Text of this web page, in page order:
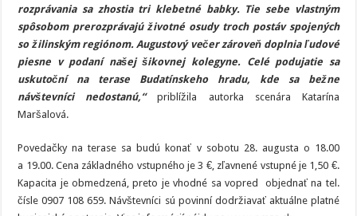
rozprávania sa zhostia tri klebetné babky. Tie sebe vlastným
spôsobom prerozprávajú životné osudy troch postáv spojených
so žilinským regiónom. Augustový večer zároveň doplnia ľudové
piesne v podaní našej šikovnej kolegyne. Celé podujatie sa
uskutoční na terase Budatínskeho hradu, kde sa bežne
návštevníci nedostanú,“priblížila autorka scenára Katarína
Maršalová.
Povedačky na terase sa budú konať v sobotu 28. augusta o 18.00
a 19.00. Cena základného vstupného je 3 €, zľavnené vstupné je 1,50 €.
Kapacita je obmedzená, preto je vhodné sa vopred objednať na tel.
čísle 0907 108 659. Návštevníci sú povinní dodržiavať aktuálne platné